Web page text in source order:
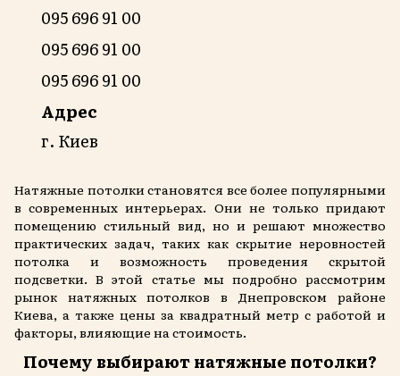
095 696 91 00
095 696 91 00
095 696 91 00
Адрес
г. Киев
Натяжные потолки становятся все более популярными
в современных интерьерах. Они не только придают
помещению стильный вид, но и решают множество
практических задач, таких как скрытие неровностей
потолка и возможность проведения скрытой
подсветки. В этой статье мы подробно рассмотрим
рынок натяжных потолков в Днепровском районе
Киева, а также цены за квадратный метр с работой и
факторы, влияющие на стоимость.
Почему выбирают натяжные потолки?